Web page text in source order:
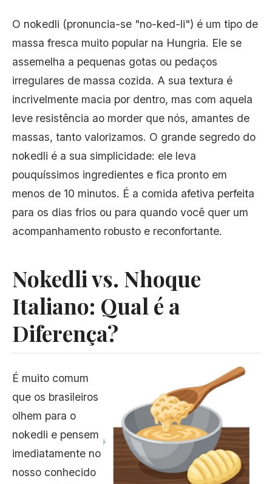
O nokedli (pronuncia-se "no-ked-li") é um tipo de
massa fresca muito popular na Hungria. Ele se
assemelha a pequenas gotas ou pedaços
irregulares de massa cozida. A sua textura é
incrivelmente macia por dentro, mas com aquela
leve resistência ao morder que nós, amantes de
massas, tanto valorizamos. O grande segredo do
nokedli é a sua simplicidade: ele leva
pouquíssimos ingredientes e fica pronto em
menos de 10 minutos. É a comida afetiva perfeita
para os dias frios ou para quando você quer um
acompanhamento robusto e reconfortante.
Nokedli vs. Nhoque
Italiano: Qual é a
Diferença?
É muito comum
que os brasileiros
olhem para o
nokedli e pensem
imediatamente no
nosso conhecido